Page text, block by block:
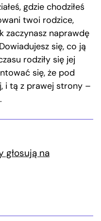
gdzie chodziłeś
twoi rodzice,
zaczynasz naprawdę
się, co ją
rodziły się jej
się, że pod
i tą z prawej strony –
głosują na